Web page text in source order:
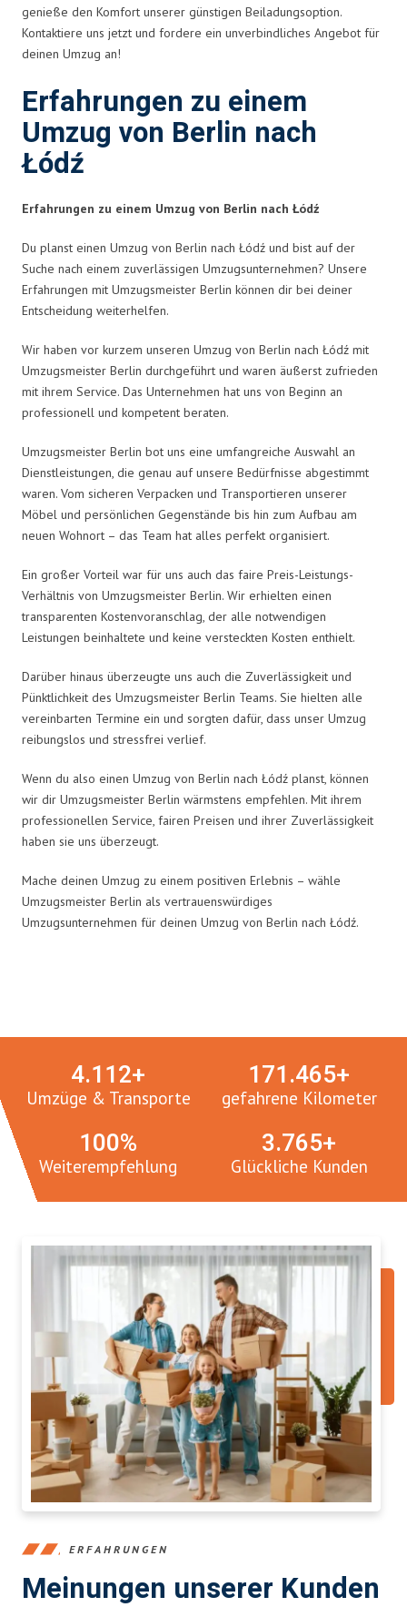
genieße den Komfort unserer günstigen Beiladungsoption.
Kontaktiere uns jetzt und fordere ein unverbindliches Angebot für
deinen Umzug an!
Erfahrungen zu einem
Umzug von Berlin nach
Łódź
Erfahrungen zu einem Umzug von Berlin nach Łódź
Du planst einen Umzug von Berlin nach Łódź und bist auf der
Suche nach einem zuverlässigen Umzugsunternehmen? Unsere
Erfahrungen mit Umzugsmeister Berlin können dir bei deiner
Entscheidung weiterhelfen.
Wir haben vor kurzem unseren Umzug von Berlin nach Łódź mit
Umzugsmeister Berlin durchgeführt und waren äußerst zufrieden
mit ihrem Service. Das Unternehmen hat uns von Beginn an
professionell und kompetent beraten.
Umzugsmeister Berlin bot uns eine umfangreiche Auswahl an
Dienstleistungen, die genau auf unsere Bedürfnisse abgestimmt
waren. Vom sicheren Verpacken und Transportieren unserer
Möbel und persönlichen Gegenstände bis hin zum Aufbau am
neuen Wohnort – das Team hat alles perfekt organisiert.
Ein großer Vorteil war für uns auch das faire Preis-Leistungs-
Verhältnis von Umzugsmeister Berlin. Wir erhielten einen
transparenten Kostenvoranschlag, der alle notwendigen
Leistungen beinhaltete und keine versteckten Kosten enthielt.
Darüber hinaus überzeugte uns auch die Zuverlässigkeit und
Pünktlichkeit des Umzugsmeister Berlin Teams. Sie hielten alle
vereinbarten Termine ein und sorgten dafür, dass unser Umzug
reibungslos und stressfrei verlief.
Wenn du also einen Umzug von Berlin nach Łódź planst, können
wir dir Umzugsmeister Berlin wärmstens empfehlen. Mit ihrem
professionellen Service, fairen Preisen und ihrer Zuverlässigkeit
haben sie uns überzeugt.
Mache deinen Umzug zu einem positiven Erlebnis – wähle
Umzugsmeister Berlin als vertrauenswürdiges
Umzugsunternehmen für deinen Umzug von Berlin nach Łódź.
Umzüge & Transporte
4.112+
gefahrene Kilometer
171.465+
Weiterempfehlung
100%
Glückliche Kunden
3.765+
ERFAHRUNGEN
Meinungen unserer Kunden